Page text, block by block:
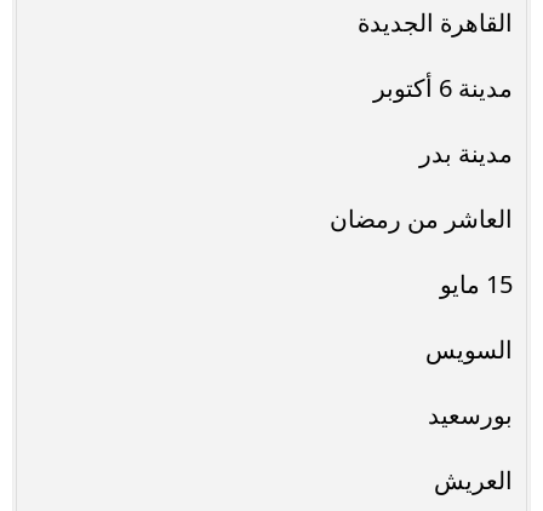
القاهرة الجديدة
مدينة 6 أكتوبر
مدينة بدر
العاشر من رمضان
15 مايو
السويس
بورسعيد
العريش